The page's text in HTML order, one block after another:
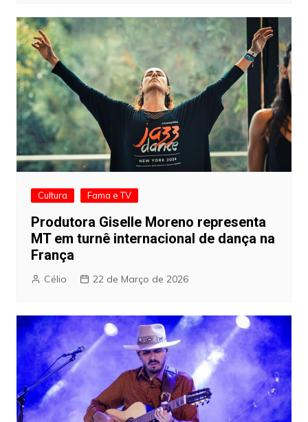
Cultura Fama e TV
Produtora Giselle Moreno representa
MT em turnê internacional de dança na
França
Célio 22 de Março de 2026